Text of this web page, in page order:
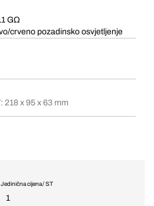
GΩ
crveno pozadinsko osvjetljenje
218 x 95 x 63 mm
Jedinična cijena / ST
1